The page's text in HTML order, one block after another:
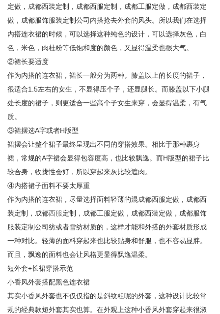
定做，成都西装定制，成都西服定制，成都工服定做，成都西装定
做，成都服饰服装定制公司内搭抢去外套的风头。所以我们在选择
内搭连衣裙的时候，可以选择这种纯色的设计，可以选择灰色，白
色，米色，肉桂粉等低饱和度的颜色，又显得温柔也很大气。
②裙长要适度
作为内搭的连衣裙，裙长一般分为两种。膝盖以上的长度的裙子，
很适合1.5左右的女生，不显得压个子，还显腿长。而膝盖以下小腿
处长度的裙子，则更适合一些高个子女生来穿，会显得温柔，有气
质。
③裙摆选A字或者H版型
裙摆会让整个裙子最终呈现出不同的穿搭效果。相比于那种裹身
裙，常规的A字裙会显得包容度高，也比较飘逸。而H版型的裙子比
较合身，收拢性会好，所以穿起来灰比较遮肉。
④内搭裙子面料不要太厚重
作为内搭的连衣裙，尽量选择面料轻薄的混成都西服定做，成都西
装定制，成都西服定制，成都工服定做，成都西装定做，成都服饰
服装定制公司纺或者雪纺材质的，这样才能和外搭的外套材质形成
一种对比。轻薄的面料穿起来也比较贴身和舒服，也不容易显胖。
而且，飘逸的面料也会让风格更显得飘逸温柔。
短外套+长裙穿搭示范
小香风外套搭配黑色连衣裙
其实小香风外套也不仅仅指的是斜纹粗呢的外套，这种设计比较常
规的经典款短外套其实也算。在外观上这种小香风外套穿起来很淑